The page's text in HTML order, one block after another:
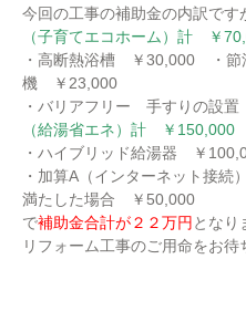
今回の工事の補助金の内訳です
（子育てエコホーム）計 ￥
・高断熱浴槽 ￥30,000 ・
機 ￥23,000
・バリアフリー 手すりの
（給湯省エネ）計 ￥150,000
・ハイブリッド給湯器 ￥
・加算A（インターネット接続
満たした場合 ￥50,000
で補助金合計が２２万円 となり
リフォーム工事のご用命をお待